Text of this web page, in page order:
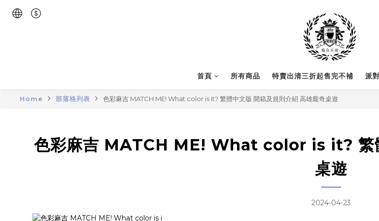
首頁 所有商品 特賣出清三折起售完不補 派
Home 部落格列表 色彩麻吉 MATCH ME! What color is it? 繁體中文版 開箱及規則介紹 高雄龐奇桌遊
色彩麻吉 MATCH ME! What color is it? 繁
桌遊
2024-04-23